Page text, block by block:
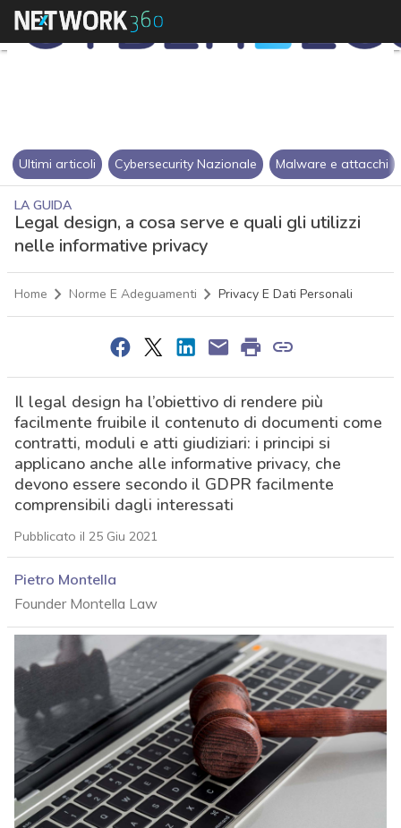
Ultimi articoli Cybersecurity Nazionale Malware e attacchi
LA GUIDA
Legal design, a cosa serve e quali gli utilizzi
nelle informative privacy
Home Norme E Adeguamenti Privacy E Dati Personali
Il legal design ha l’obiettivo di rendere più
facilmente fruibile il contenuto di documenti come
contratti, moduli e atti giudiziari: i principi si
applicano anche alle informative privacy, che
devono essere secondo il GDPR facilmente
comprensibili dagli interessati
Pubblicato il 25 Giu 2021
Pietro Montella
Founder Montella Law